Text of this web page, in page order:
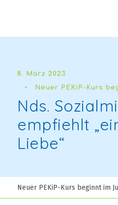
8. März 2023
•
Neuer PEKiP-Kurs
Nds.
empfiehlt
Liebe“
Neuer PEKiP-Kurs beginnt im